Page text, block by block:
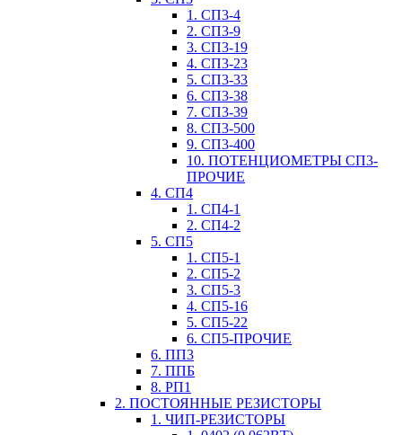
1. СП3-4
2. СП3-9
3. СП3-19
4. СП3-23
5. СП3-33
6. СП3-38
7. СП3-39
8. СП3-500
9. СП3-400
10. ПОТЕНЦИОМЕТРЫ СП3-
ПРОЧИЕ
4. СП4
1. СП4-1
2. СП4-2
5. СП5
1. СП5-1
2. СП5-2
3. СП5-3
4. СП5-16
5. СП5-22
6. СП5-ПРОЧИЕ
6. ПП3
7. ППБ
8. РП1
2. ПОСТОЯННЫЕ РЕЗИСТОРЫ
1. ЧИП-РЕЗИСТОРЫ